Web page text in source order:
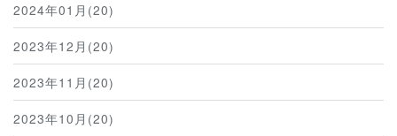
2024年01月(20)
2023年12月(20)
2023年11月(20)
2023年10月(20)